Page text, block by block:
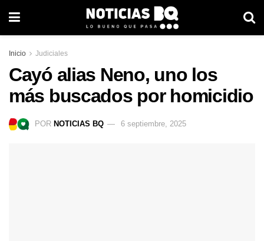
Inicio Judiciales
Cayó alias Neno, uno los
más buscados por homicidio
POR NOTICIAS BQ 6 septiembre, 2025